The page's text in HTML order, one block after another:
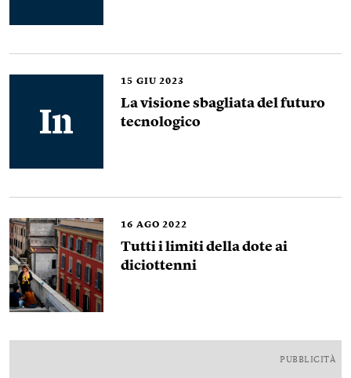
15 GIU 2023
La visione sbagliata del futuro
tecnologico
16 AGO 2022
Tutti i limiti della dote ai
diciottenni
PUBBLICITÀ